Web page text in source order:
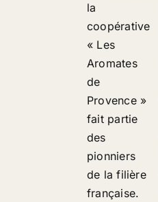
la
coopérative
« Les
Aromates
de
Provence »
fait partie
des
pionniers
de la filière
française.